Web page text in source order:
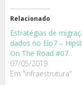
Relacionado
Estratégias de
dados no Elo7 –
On The Road #07
07/05/2019
Em "infraestrutura"